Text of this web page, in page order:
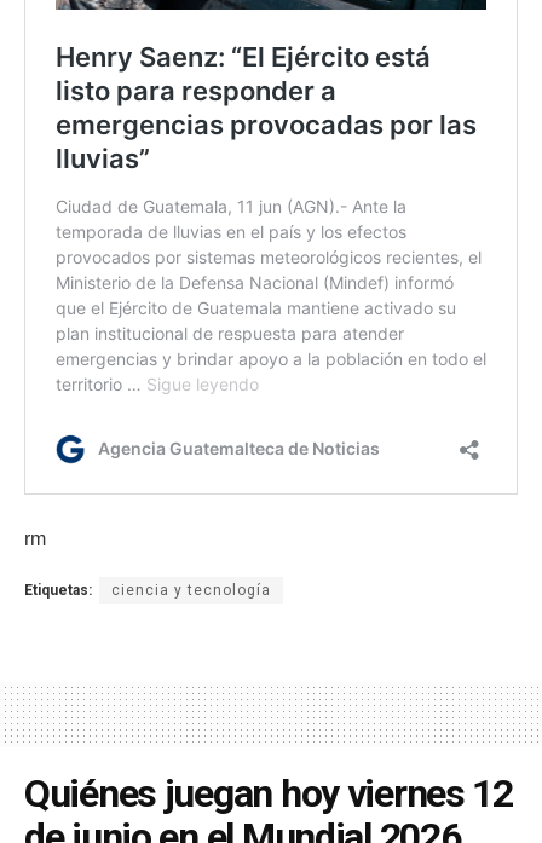
rm
Etiquetas: ciencia y tecnología
Quiénes juegan hoy viernes 12